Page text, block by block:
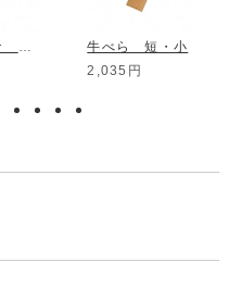
仕上カンナ No.7
牛べら 短・小
2,035円